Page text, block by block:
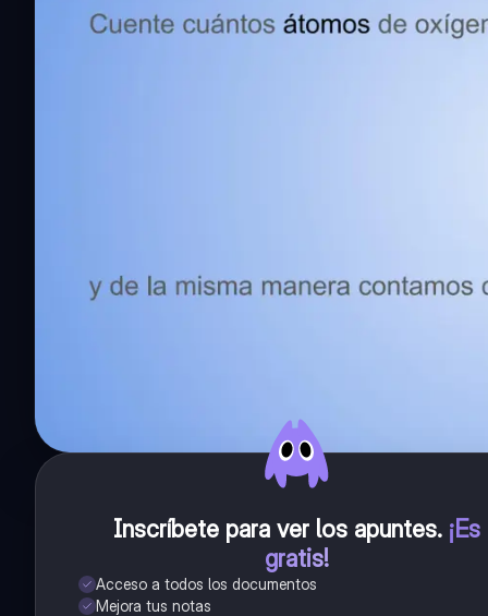
Inscríbete para ver los apuntes. ¡Es
gratis!
Acceso a todos los documentos
Mejora tus notas